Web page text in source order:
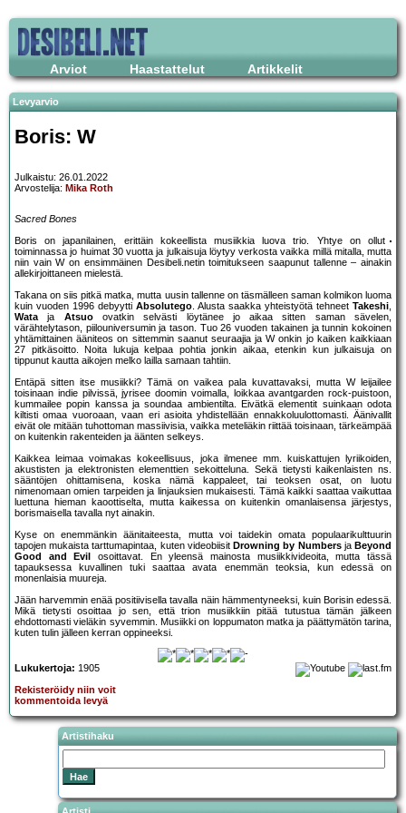
Arviot Haastattelut Artikkelit
Levyarvio
Boris: W
Julkaistu: 26.01.2022
Arvostelija: Mika Roth
Sacred Bones
Boris on japanilainen, erittäin kokeellista musiikkia luova trio. Yhtye on ollut
toiminnassa jo huimat 30 vuotta ja julkaisuja löytyy verkosta vaikka millä mitalla, mutta
niin vain W on ensimmäinen Desibeli.netin toimitukseen saapunut tallenne – ainakin
allekirjoittaneen mielestä.
Takana on siis pitkä matka, mutta uusin tallenne on täsmälleen saman kolmikon luoma
kuin vuoden 1996 debyytti Absolutego. Alusta saakka yhteistyötä tehneet Takeshi,
Wataja Atsuoovatkin selvästi löytänee jo aikaa sitten saman sävelen,
värähtelytason, piilouniversumin ja tason. Tuo 26 vuoden takainen ja tunnin kokoinen
yhtämittainen ääniteos on sittemmin saanut seuraajia ja W onkin jo kaiken kaikkiaan
27 pitkäsoitto. Noita lukuja kelpaa pohtia jonkin aikaa, etenkin kun julkaisuja on
tippunut kautta aikojen melko lailla samaan tahtiin.
Entäpä sitten itse musiikki? Tämä on vaikea pala kuvattavaksi, mutta W leijailee
toisinaan indie pilvissä, jyrisee doomin voimalla, loikkaa avantgarden rock-puistoon,
kummailee popin kanssa ja soundaa ambientilta. Eivätkä elementit suinkaan odota
kiltisti omaa vuoroaan, vaan eri asioita yhdistellään ennakkoluulottomasti. Äänivallit
eivät ole mitään tuhottoman massiivisia, vaikka meteliäkin riittää toisinaan, tärkeämpää
on kuitenkin rakenteiden ja äänten selkeys.
Kaikkea leimaa voimakas kokeellisuus, joka ilmenee mm. kuiskattujen lyriikoiden,
akustisten ja elektronisten elementtien sekoitteluna. Sekä tietysti kaikenlaisten ns.
sääntöjen ohittamisena, koska nämä kappaleet, tai teoksen osat, on luotu
nimenomaan omien tarpeiden ja linjauksien mukaisesti. Tämä kaikki saattaa vaikuttaa
luettuna hieman kaoottiselta, mutta kaikessa on kuitenkin omanlaisensa järjestys,
borismaisella tavalla nyt ainakin.
Kyse on enemmänkin äänitaiteesta, mutta voi taidekin omata populaarikulttuurin
tapojen mukaista tarttumapintaa, kuten videobiisit Drowning by Numbersja Beyond
Good and Evil
osoittavat. En yleensä mainosta musiikkivideoita, mutta tässä
tapauksessa kuvallinen tuki saattaa avata enemmän teoksia, kun edessä on
monenlaisia muureja.
Jään harvemmin enää positiivisella tavalla näin hämmentyneeksi, kuin Borisin edessä.
Mikä tietysti osoittaa jo sen, että trion musiikkiin pitää tutustua tämän jälkeen
ehdottomasti vieläkin syvemmin. Musiikki on loppumaton matka ja päättymätön tarina,
kuten tulin jälleen kerran oppineeksi.
Lukukertoja: 1905
Rekisteröidy niin voit
kommentoida levyä
Artistihaku